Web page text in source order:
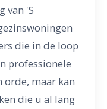
van 'S
die in de loop
professionele
maar kan
die u al lang